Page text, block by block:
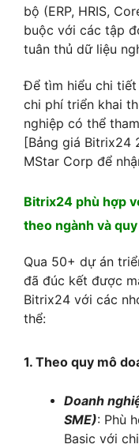
bộ (ERP, HRIS,
buộc với các tập
tuân thủ dữ liệu
Để tìm hiểu chi
chi phí triển khai
nghiệp có thể
[Bảng giá Bitrix24
MStar Corp để
Bitrix24 phù hợp
theo ngành và
Qua 50+ dự án
đã đúc kết được
Bitrix24 với các
thể:
1. Theo quy mô
Doanh
SME): Phù
Basic với